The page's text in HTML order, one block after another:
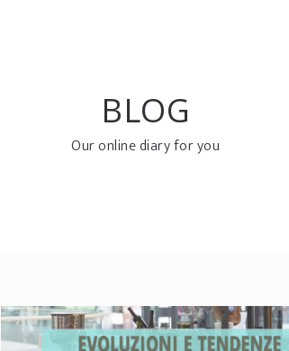
BLOG
Our online diary for you